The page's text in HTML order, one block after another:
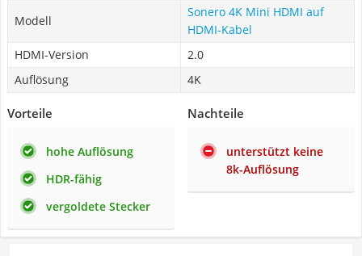
Modell
Sonero 4K Mini HDMI auf
HDMI-Kabel
HDMI-Version
2.0
Auflösung
4K
Vorteile
hohe Auflösung
HDR-fähig
vergoldete Stecker
Nachteile
unterstützt keine
8k-Auflösung